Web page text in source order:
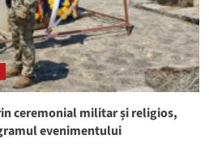
ceremonial militar și religios,
evenimentului